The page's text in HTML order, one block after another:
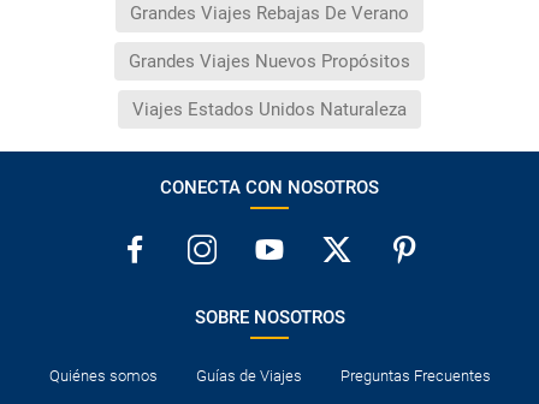
Grandes Viajes Rebajas De Verano
Grandes Viajes Nuevos Propósitos
Viajes Estados Unidos Naturaleza
CONECTA CON NOSOTROS
SOBRE NOSOTROS
Quiénes somos Guías de Viajes Preguntas Frecuentes